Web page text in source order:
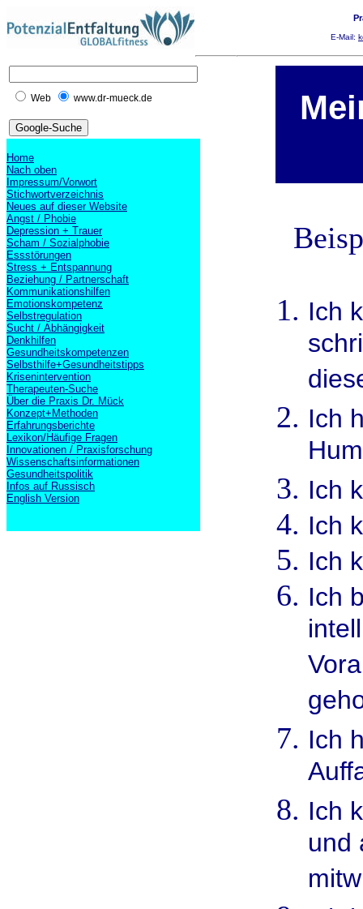
E-Mail:
Web www.dr-mueck.de
Home
Nach oben
Impressum/Vorwort
Stichwortverzeichnis
Neues auf dieser Website
Angst / Phobie
Depression + Trauer
Scham / Sozialphobie
Essstörungen
Stress + Entspannung
Beziehung / Partnerschaft
Kommunikationshilfen
Emotionskompetenz
Selbstregulation
Sucht / Abhängigkeit
Denkhilfen
Gesundheitskompetenzen
Selbsthilfe+Gesundheitstipps
Krisenintervention
Therapeuten-Suche
Über die Praxis Dr. Mück
Konzept+Methoden
Erfahrungsberichte
Lexikon/Häufige Fragen
Innovationen / Praxisforschung
Wissenschaftsinformationen
Gesundheitspolitik
Infos auf Russisch
English Version
Ich
Ich
Ich
Ich
Ich
Ich
Ich
Ich
und